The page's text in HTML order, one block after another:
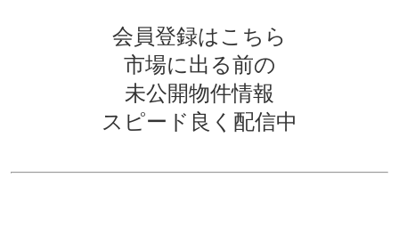
会員登録はこちら
市場に出る前の
未公開物件情報
スピード良く配信中